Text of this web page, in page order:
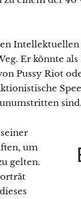
Er könnte
Pussy Riot
sind.
um
gelten.